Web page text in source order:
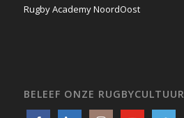
Rugby Academy NoordOost
BELEEF ONZE RUGBYCULTUUR